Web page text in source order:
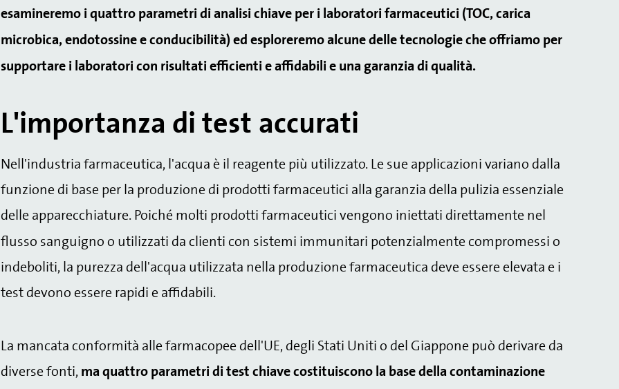
esamineremo i quattro parametri di analisi chiave per i laboratori farmaceutici (TOC, carica
microbica, endotossine e conducibilità) ed esploreremo alcune delle tecnologie che offriamo per
supportare i laboratori con risultati efficienti e affidabili e una garanzia di qualità.
L'importanza di test accurati
Nell'industria farmaceutica, l'acqua è il reagente più utilizzato. Le sue applicazioni variano dalla
funzione di base per la produzionedi prodotti farmaceutici alla garanzia della pulizia essenziale
delle apparecchiature.Poiché molti prodotti farmaceutici vengono iniettati direttamente nel
flusso sanguigno o utilizzati da clienti con sistemi immunitari potenzialmente compromessi o
indeboliti, la purezza dell'acqua utilizzata nella produzione farmaceutica deve essere elevata e i
test devono essere rapidi e affidabili.
La mancata conformità alle farmacopee dell'UE, degli Stati Uniti o del Giappone può derivare da
diverse fonti,ma quattro parametri di test chiave costituiscono la base della contaminazione